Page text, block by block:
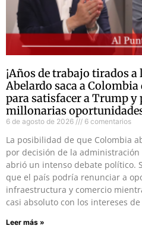
¡Años de trabajo tirados
Abelardo saca a Colombia
para satisfacer a Trump y
millonarias
6 de agosto de 2026 6 comentarios
La posibilidad de que Colombia
por decisión de la
abrió un intenso debate político.
que el país podría renunciar a
infraestructura y comercio
casi absoluto con los intereses
Leer más »